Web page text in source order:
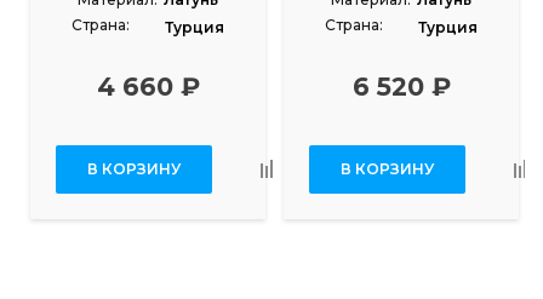
Страна:
Турция
4 660 ₽
В КОРЗИНУ
Страна:
Турция
6 520 ₽
В КОРЗИНУ